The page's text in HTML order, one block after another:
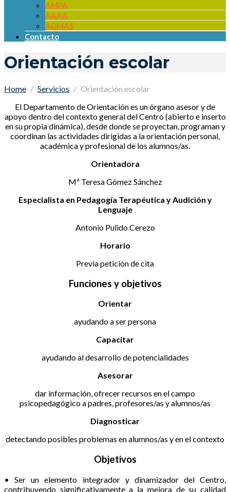
AMPA
AAAA
ADMAS
Contacto
Orientación escolar
Home Servicios
Orientación escolar
El Departamento de Orientación es un órgano asesor y de
apoyo dentro del contexto general del Centro (abierto e inserto
en su propia dinámica), desde donde se proyectan, programan y
coordinan las actividades dirigidas a la orientación personal,
académica y profesional de los alumnos/as.
Orientadora
Mª Teresa Gómez Sánchez
Especialista en Pedagogía Terapéutica y Audición y
Lenguaje
Antonio Pulido Cerezo
Horario
Previa petición de cita
Funciones y objetivos
Orientar
ayudando a ser persona
Capacitar
ayudando al desarrollo de potencialidades
Asesorar
dar información, ofrecer recursos en el campo
psicopedagógico a padres, profesores/as y alumnos/as
Diagnosticar
detectando posibles problemas en alumnos/as y en el contexto
Objetivos
• Ser un elemento integrador y dinamizador del Centro,
contribuyendo significativamente a la mejora de su calidad